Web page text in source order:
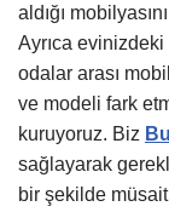
aldığı
Ayrıca
odalar arası
ve modeli fark
kuruyoruz. Biz
sağlayarak
bir şekilde